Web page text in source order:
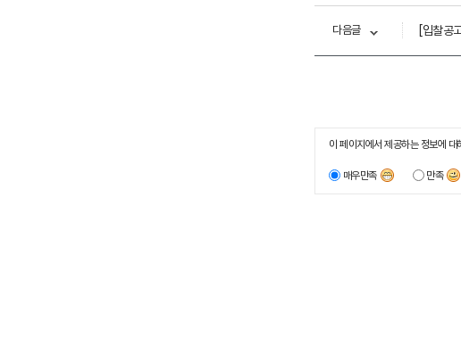
다음글 [입찰공
이 페이지에서 제공하는 정보에
매우만족 만족